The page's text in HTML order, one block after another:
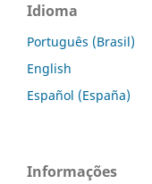
Idioma
Português (Brasil)
English
Español (España)
Informações